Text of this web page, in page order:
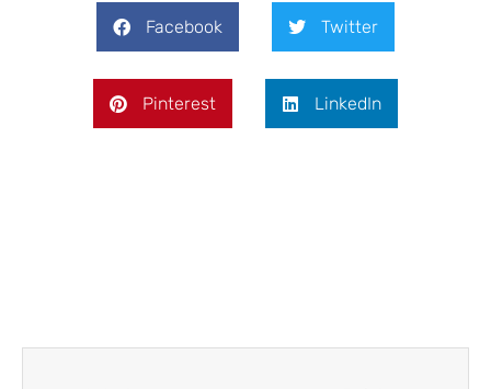
Facebook Twitter
Pinterest LinkedIn